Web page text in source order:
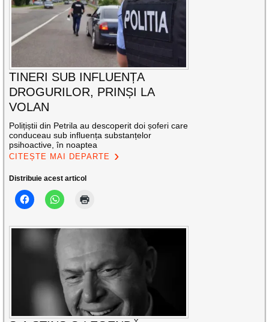
TINERI SUB INFLUENȚA
DROGURILOR, PRINȘI LA
VOLAN
Polițiștii din Petrila au descoperit doi șoferi care
conduceau sub influența substanțelor
psihoactive, în noaptea
CITEȘTE MAI DEPARTE
Distribuie acest articol